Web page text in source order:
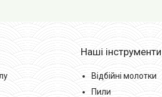
Наші інструменти
Відбійні молотки
Пили